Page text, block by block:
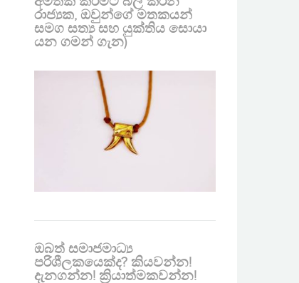
රාජ්‍යක, ඔවුන්ගේ මතකයන්
සමග සත්‍ය සහ යුක්තිය සොයා
යන ගමන් ගැන)
ඔබත් සමාජමාධ්‍ය
පරිශීලකයෙක්ද? කියවන්න!
දැනගන්න! ක්‍රියාත්මකවන්න!